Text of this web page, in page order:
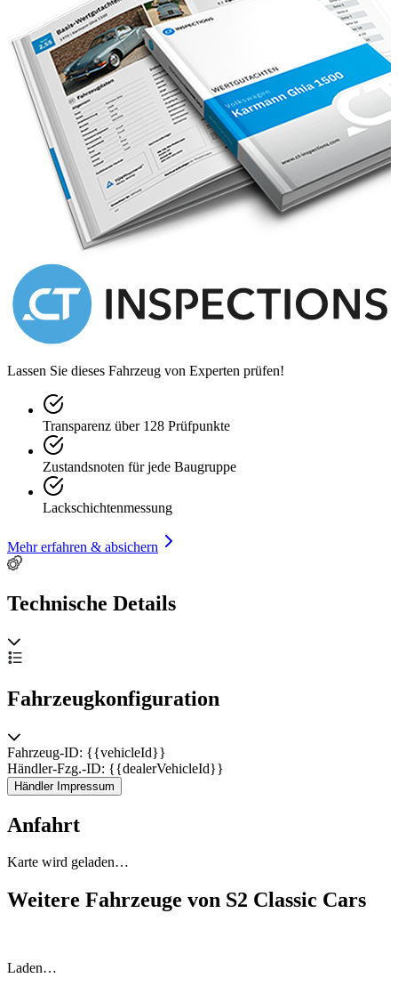
Lassen Sie dieses Fahrzeug von Experten prüfen!
Transparenz über 128 Prüfpunkte
Zustandsnoten für jede Baugruppe
Lackschichtenmessung
Mehr erfahren & absichern
Technische Details
Fahrzeugkonfiguration
Fahrzeug-ID: {{vehicleId}}
Händler-Fzg.-ID: {{dealerVehicleId}}
Händler Impressum
Anfahrt
Karte wird geladen…
Weitere Fahrzeuge von S2 Classic Cars
Laden…